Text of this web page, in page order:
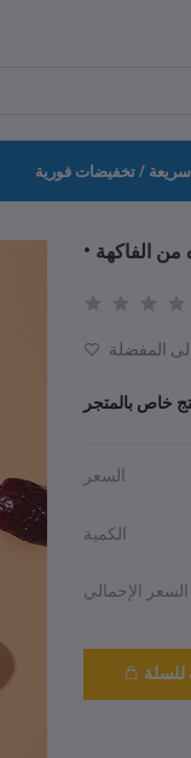
/ تخفيضات فورية
من الفاكهة
المفضلة
خاص بالمتجر
السعر
الكمية
السعر الإجمالي